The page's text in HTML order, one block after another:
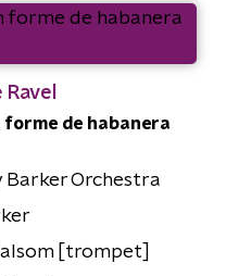
forme de habanera
Barker Orchestra
[trompet]